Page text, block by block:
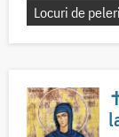
Locuri de